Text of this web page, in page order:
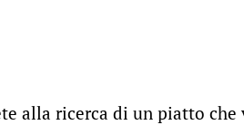
alla ricerca di un piatto